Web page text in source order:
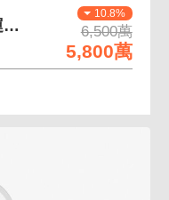
10.8%
6,500萬
5,800萬
小巨蛋金店面 近小巨蛋捷運、近133巷美食街